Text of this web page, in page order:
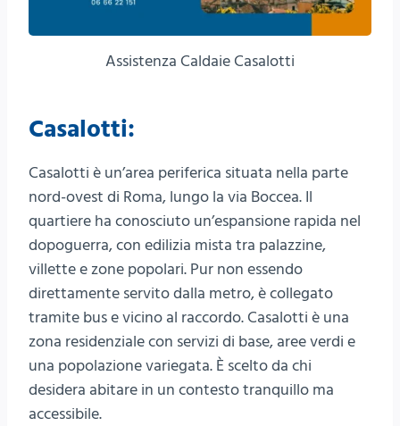
Assistenza Caldaie Casalotti
Casalotti:
Casalotti è un’area periferica situata nella parte
nord-ovest di Roma, lungo la via Boccea. Il
quartiere ha conosciuto un’espansione rapida nel
dopoguerra, con edilizia mista tra palazzine,
villette e zone popolari. Pur non essendo
direttamente servito dalla metro, è collegato
tramite bus e vicino al raccordo. Casalotti è una
zona residenziale con servizi di base, aree verdi e
una popolazione variegata. È scelto da chi
desidera abitare in un contesto tranquillo ma
accessibile.